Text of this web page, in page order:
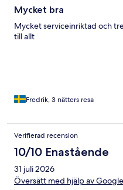
Mycket bra
Mycket serviceinriktad och
till allt
Fredrik, 3 nätters resa
Verifierad recension
10/10 Enastående
31 juli 2026
Översätt med hjälp av Google